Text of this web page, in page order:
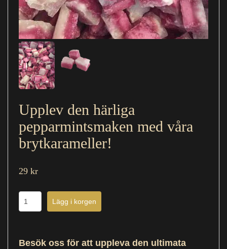
Upplev den härliga
pepparmintsmaken med våra
brytkarameller!
29 kr
Besök oss för att uppleva den ultimata